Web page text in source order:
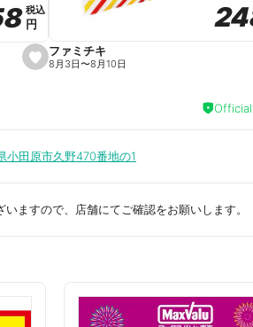
e
s
e
i
t
税込
税込
円
円
ファミチキ
8月3日〜8月10日
小田原市久野470番地の1
ますので、店舗にてご確認をお願いします。